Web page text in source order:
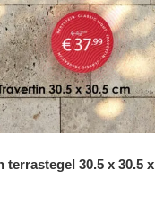
30.5 x 30.5 x